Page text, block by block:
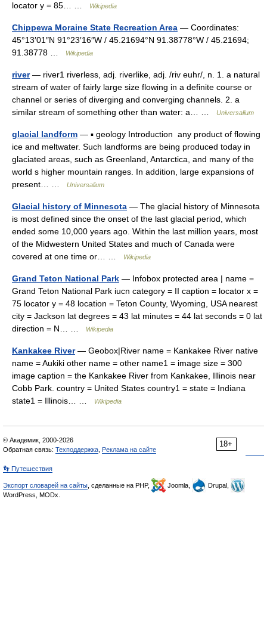
locator y = 85… …
Wikipedia
Chippewa Moraine State Recreation Area — Coordinates:
45°13′01″N 91°23′16″W / 45.21694°N 91.38778°W / 45.21694;
91.38778 …
Wikipedia
river— river1 riverless, adj. riverlike, adj. /riv euhr/, n. 1. a natural
stream of water of fairly large size flowing in a definite course or
channel or series of diverging and converging channels. 2. a
similar stream of something other than water: a… …
Universalium
glacial landform — ▪ geology Introduction any product of flowing
ice and meltwater. Such landforms are being produced today in
glaciated areas, such as Greenland, Antarctica, and many of the
world s higher mountain ranges. In addition, large expansions of
present… …
Universalium
Glacial history of Minnesota — The glacial history of Minnesota
is most defined since the onset of the last glacial period, which
ended some 10,000 years ago. Within the last million years, most
of the Midwestern United States and much of Canada were
covered at one time or… …
Wikipedia
Grand Teton National Park — Infobox protected area | name =
Grand Teton National Park iucn category = II caption = locator x =
75 locator y = 48 location = Teton County, Wyoming, USA nearest
city = Jackson lat degrees = 43 lat minutes = 44 lat seconds = 0 lat
direction = N… …
Wikipedia
Kankakee River— Geobox|River name = Kankakee River native
name = Aukiki other name = other name1 = image size = 300
image caption = the Kankakee River from Kankakee, Illinois near
Cobb Park. country = United States country1 = state = Indiana
state1 = Illinois… …
Wikipedia
18+
© Академик, 2000-2026
Обратная связь: Техподдержка Реклама на сайте
👣 Путешествия
Экспорт словарей на сайты , сделанные на PHP, Joomla,
Drupal,
WordPress, MODx.